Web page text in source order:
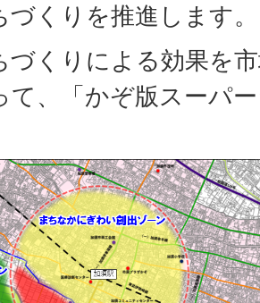
くりを推進します。
づくりによる効果を
て、「かぞ版スーパ